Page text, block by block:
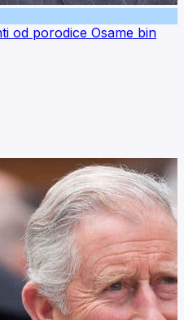
od porodice Osame bin